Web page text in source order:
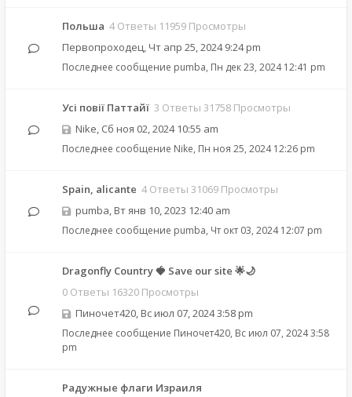
Польша 4 Ответы 11959 Просмотры
Первопроходец, Чт апр 25, 2024 9:24 pm
Последнее сообщение pumba, Пн дек 23, 2024 12:41 pm
Усі повії Паттайї 3 Ответы 31758 Просмотры
Nike, Сб ноя 02, 2024 10:55 am
Последнее сообщение Nike, Пн ноя 25, 2024 12:26 pm
Spain, alicante 4 Ответы 31069 Просмотры
pumba, Вт янв 10, 2023 12:40 am
Последнее сообщение pumba, Чт окт 03, 2024 12:07 pm
Dragonfly Country 🍓 Save our site 🌟🌙
0 Ответы 16320 Просмотры
Пиночет420, Вс июл 07, 2024 3:58 pm
Последнее сообщение Пиночет420, Вс июл 07, 2024 3:58
pm
Радужные флаги Израиля